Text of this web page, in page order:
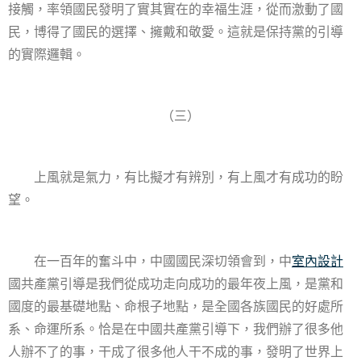
接觸，率領國民發明了實其實在的幸福生涯，從而激動了國
民，博得了國民的選擇、擁戴和敬愛。這就是保持黨的引導
的實際邏輯。
（三）
上風就是氣力，有比擬才有辨別，有上風才有成功的盼
望。
在一百年的奮斗中，中國國民深切領會到，中室內設計
國共產黨引導是我們從成功走向成功的最年夜上風，是黨和
國度的最基礎地點、命根子地點，是全國各族國民的好處所
系、命運所系。恰是在中國共產黨引導下，我們辦了很多他
人辦不了的事，干成了很多他人干不成的事，發明了世界上